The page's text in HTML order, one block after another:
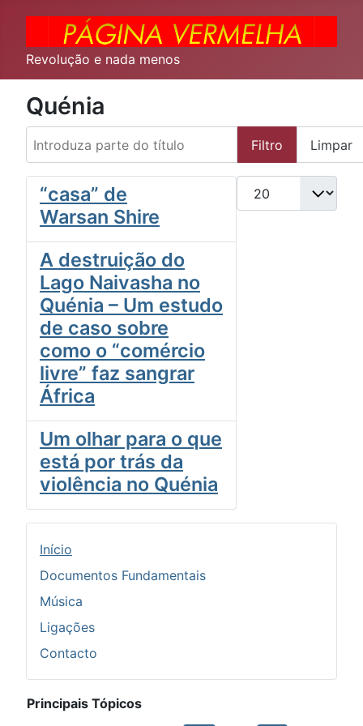
Revolução e nada menos
Quénia
Introduza parte do título
Filtro Limpar
Qtd. a exibir
“casa” de
Warsan Shire
A destruição do
Lago Naivasha no
Quénia – Um estudo
de caso sobre
como o “comércio
livre” faz sangrar
África
Um olhar para o que
está por trás da
violência no Quénia
Início
Documentos Fundamentais
Música
Ligações
Contacto
Principais Tópicos